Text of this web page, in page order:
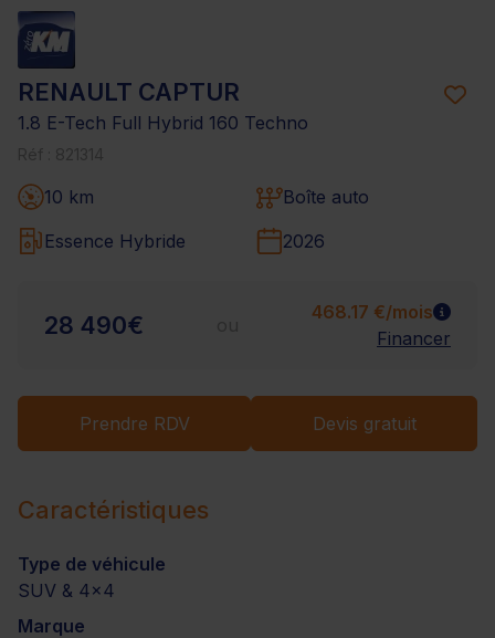
RENAULT CAPTUR
1.8 E-Tech Full Hybrid 160 Techno
10 km
Boîte auto
Essence Hybride
2026
28 490€
468.17 €/mois
Financer
Prendre RDV Devis gratuit
Caractéristiques
Type de véhicule
SUV & 4x4
Marque